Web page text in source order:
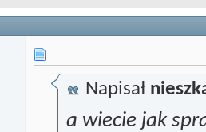
Napisał
a wiecie jak